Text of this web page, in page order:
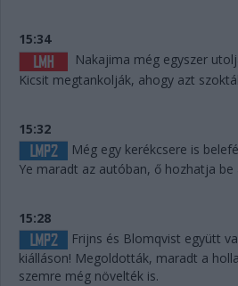
15:34
Nakajima még egyszer
Kicsit megtankolják, ahogy azt
15:32
Még egy kerékcsere is
Ye maradt az autóban, ő hozhatja be
15:28
Frijns és Blomqvist együtt
kiálláson! Megoldották, maradt a
szemre még növelték is.